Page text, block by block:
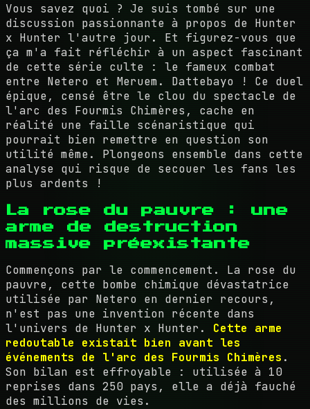
Vous savez quoi ? Je suis tombé sur une
discussion passionnante à propos de Hunter
x Hunter l'autre jour. Et figurez-vous que
ça m'a fait réfléchir à un aspect fascinant
de cette série culte : le fameux combat
entre Netero et Meruem. Dattebayo ! Ce duel
épique, censé être le clou du spectacle de
l'arc des Fourmis Chimères, cache en
réalité une faille scénaristique qui
pourrait bien remettre en question son
utilité même. Plongeons ensemble dans cette
analyse qui risque de secouer les fans les
plus ardents !
La rose du pauvre : une
arme de destruction
massive préexistante
Commençons par le commencement. La rose du
pauvre, cette bombe chimique dévastatrice
utilisée par Netero en dernier recours,
n'est pas une invention récente dans
l'univers de Hunter x Hunter. Cette arme
redoutable existait bien avant les
événements de l'arc des Fourmis Chimères .
Son bilan est effroyable : utilisée à 10
reprises dans 250 pays, elle a déjà fauché
des millions de vies.